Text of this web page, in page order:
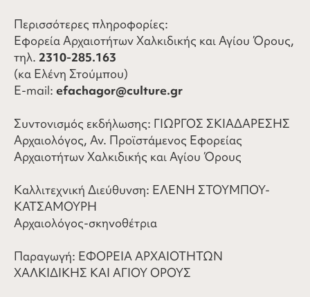
Περισσότερες πληροφορίες:
Eφορεία Αρχαιοτήτων Χαλκιδικής και Αγίου Όρους,
τηλ. 2310-285.163
(κα Ελένη Στούμπου)
E-mail: efachagor@culture.gr
Συντονισμός εκδήλωσης: ΓΙΩΡΓΟΣ ΣΚΙΑΔΑΡΕΣΗΣ
Αρχαιολόγος, Αν. Προϊστάμενος Εφορείας
Αρχαιοτήτων Χαλκιδικής και Αγίου Όρους
Καλλιτεχνική Διεύθυνση: ΕΛΕΝΗ ΣΤΟΥΜΠΟΥ-
ΚΑΤΣΑΜΟΥΡΗ
Αρχαιολόγος-σκηνοθέτρια
Παραγωγή: ΕΦΟΡΕΙΑ ΑΡΧΑΙΟΤΗΤΩΝ
ΧΑΛΚΙΔΙΚΗΣ ΚΑΙ ΑΓΙΟΥ ΟΡΟΥΣ